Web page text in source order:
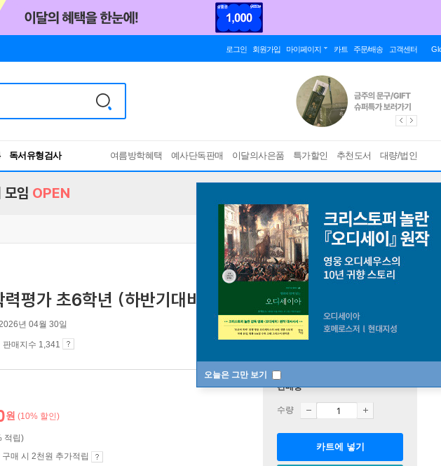
로그인 회원가입 마이페이지 카트 주문/배송 고객센터
독서유형검사
RBTI Lab
여름방학혜택 예사단독판매 이달의사은품 특가할인 추천도서 대량/법인
오늘은 그만 보기
모임 OPEN
력평가 초6학년 (하반기대비) (2026년) [ 2022개정교육과정 ]
년 04월 30일
판매지수 1,341
원 (10% 할인)
적립)
매 시 2천원 추가적립
판매중
수량
카트에 넣기